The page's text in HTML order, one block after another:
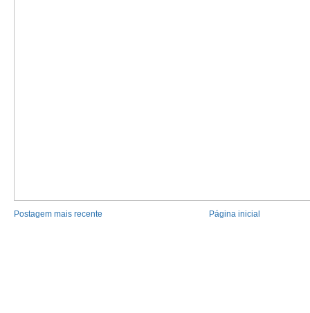
Postagem mais recente Página inicial